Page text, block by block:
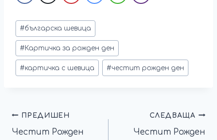
#българска шевица
#Картичка за рожден ден
#картичка с шевица #честит рожден ден
ПРЕДИШЕН
Честит Рожден
СЛЕДВАЩА
Честит Рожден